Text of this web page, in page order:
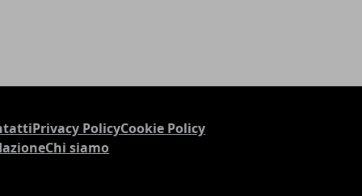
Privacy PolicyCookie Policy
Chi siamo